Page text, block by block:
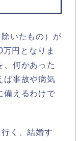
いたもの）が
円となりま
、何かあった
ば事故や病気
備えるわけで
く、結婚す